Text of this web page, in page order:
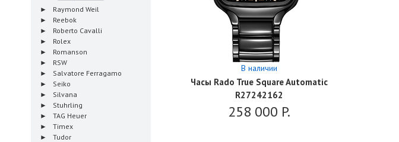
Raymond Weil
Reebok
Roberto Cavalli
Rolex
Romanson
RSW
Salvatore Ferragamo
Seiko
Silvana
Stuhrling
TAG Heuer
Timex
Tudor
В наличии
Часы Rado True Square Automatic
R27242162
258 000 P.